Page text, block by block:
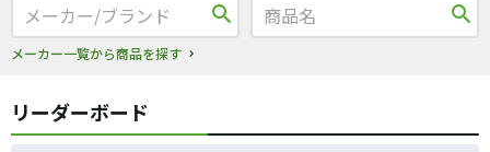
search
メーカー一覧から商品を探す
search
リーダーボード